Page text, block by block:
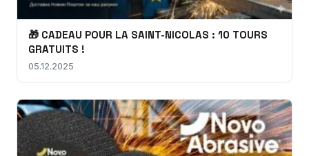
🎁 CADEAU POUR LA SAINT-NICOLAS : 10 TOURS
GRATUITS !
05.12.2025